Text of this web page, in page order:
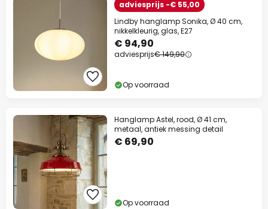
adviesprijs -€ 55,00
Lindby hanglamp Sonika, Ø 40 cm,
nikkelkleurig, glas, E27
€ 94,90
adviesprijs€ 149,90
Op voorraad
Hanglamp Astel, rood, Ø 41 cm,
metaal, antiek messing detail
€ 69,90
Op voorraad